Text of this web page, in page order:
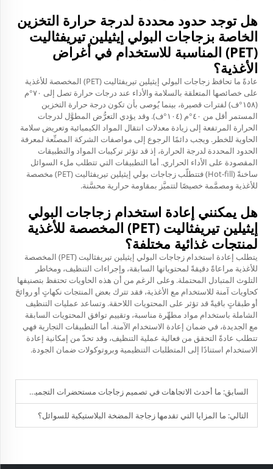
هل توجد حدود محددة لدرجة حرارة التخزين
الخاصة بزجاجات البولي إيثيلين تيريفثاليت
(PET) المناسبة للاستخدام في أغراض
الأغذية؟
عادةً ما تحافظ زجاجات البولي إيثيلين تيريفثاليت (PET) المخصصة للأغذية
على خصائصها المتعلقة بالسلامة والأداء عند درجات حرارة تصل إلى ٧٠°م
(١٥٨°ف) لفترات قصيرة، بينما يُوصى بأن تكون درجة حرارة التخزين
المستمر أقل من ٤٠°م (١٠٤°ف). وقد يؤدي التعرُّض المطوَّل لدرجات
الحرارة المرتفعة إلى زيادة معدلات انتقال المواد الكيميائية وتعريض سلامة
الحاوية للخطر. ويجب دائمًا الرجوع إلى مواصفات الشركة المصنِّعة لمعرفة
الحدود المحددة لدرجة الحرارة، إذ قد تؤثر تركيبات المواد والتطبيقات
المقصودة على الأداء الحراري. أما التطبيقات التي تتطلب ملء السوائل
ساخنةً (Hot-fill) فتتطلّب زجاجات بولي إيثيلين تيريفثاليت (PET) مخصصة
للأغذية ومصمَّمة خصيصًا لتتميَّز بمقاومة حرارية محسَّنة.
هل يمكنني إعادة استخدام زجاجات البولي
إيثيلين تيريفثاليت (PET) المخصصة للأغذية
لمنتجات غذائية مختلفة؟
يتطلب إعادة استخدام زجاجات البولي إيثيلين تيريفثاليت (PET) المخصصة
للأغذية مراعاةً دقيقةً لمحتوياتها السابقة، وإجراءات التنظيف، ومخاطر
التلوث المتبادل المحتملة. وعلى الرغم من أن هذه الحاويات تحتفظ بتصنيفها
كحاويات آمنة للاستخدام مع الأغذية، فقد تترك بعض المنتجات نكهاتٍ أو روائحَ
أو طبقاتٍ باقيةً قد تؤثر على المحتويات اللاحقة. وتساعد عمليات التنظيف
الشاملة باستخدام مواد مطهِّرة مناسبة، وتقييم توافق المحتويات السابقة
مع الجديدة، في ضمان إعادة الاستخدام الآمنة. أما التطبيقات التجارية فهي
تتطلب عادةً التحقق من فعالية عملية التنظيف، وقد تحدّ من إمكانية إعادة
الاستخدام استنادًا إلى المتطلبات التنظيمية وبروتوكولات ضمان الجودة.
السابق: ما أحدث الاتجاهات في تصميم زجاجات مستحضرات التجميل البلاستيكية؟
التالي: ما المزايا التي تقدمها زجاجة المضخة البلاستيكية للسوائل؟